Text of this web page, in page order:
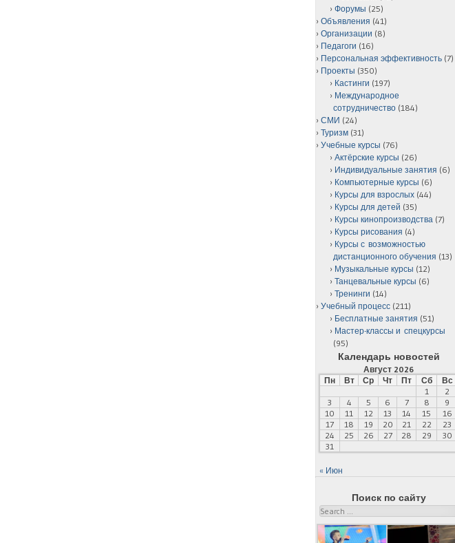
Форумы (25)
Объявления (41)
Организации (8)
Педагоги (16)
Персональная эффективность (7)
Проекты (350)
Кастинги (197)
Международное
сотрудничество (184)
СМИ (24)
Туризм (31)
Учебные курсы (76)
Актёрские курсы (26)
Индивидуальные занятия (6)
Компьютерные курсы (6)
Курсы для взрослых (44)
Курсы для детей (35)
Курсы кинопроизводства (7)
Курсы рисования (4)
Курсы с возможностью
дистанционного обучения (13)
Музыкальные курсы (12)
Танцевальные курсы (6)
Тренинги (14)
Учебный процесс (211)
Бесплатные занятия (51)
Мастер-классы и спецкурсы
(95)
Календарь новостей
Август 2026
Пн
Вт Ср Чт Пт Сб
Вс
1
2
3
4 5 6 7 8
9
10
11 12 13 14 15
16
17
18 19 20 21 22
23
24
25 26 27 28 29
30
31
« Июн
Поиск по сайту
Search